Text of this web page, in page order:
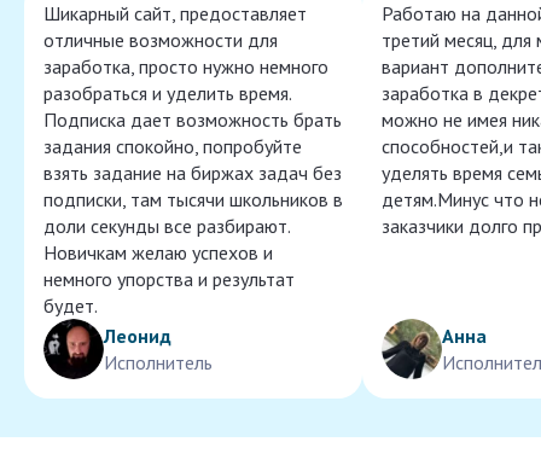
Шикарный сайт, предоставляет
отличные возможности для
заработка, просто нужно немного
разобраться и уделить время.
Подписка дает возможность брать
задания спокойно, попробуйте
взять задание на биржах задач без
подписки, там тысячи школьников в
доли секунды все разбирают.
Новичкам желаю успехов и
немного упорства и результат
будет.
Леонид
Исполнитель
Работаю на
третий месяц, для
вариант
заработка в
можно не имея
способностей,и
уделять время
детям.Минус что
заказчики долго
Анна